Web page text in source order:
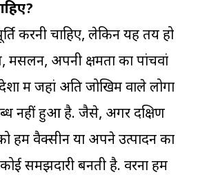
करनी चाहिए, लेकिन यह तय हो
अपनी क्षमता का पांचवां
में जहां अति जोखिम वाले लोगों
नहीं हुआ है. जैसे, अगर दक्षिण
हम वैक्सीन या अपने उत्पादन का
समझदारी बनती है. वरना हम